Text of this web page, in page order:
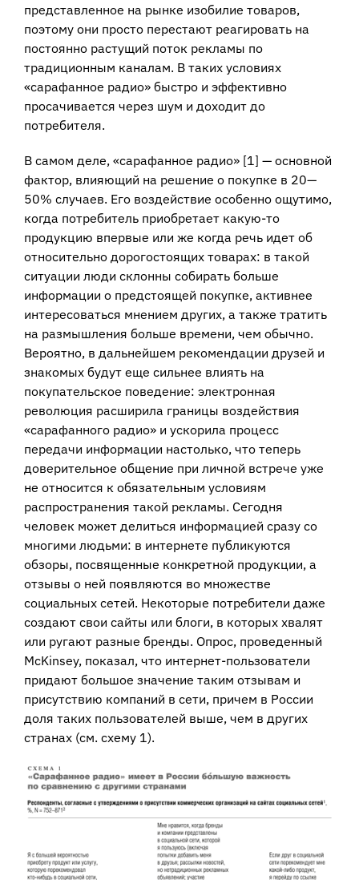
представленное на рынке изобилие товаров,
поэтому они просто перестают реагировать на
постоянно растущий поток рекламы по
традиционным каналам. В таких условиях
«сарафанное радио» быстро и эффективно
просачивается через шум и доходит до
потребителя.
В самом деле, «сарафанное радио» [1] — основной
фактор, влияющий на решение о покупке в 20—
50% случаев. Его воздействие особенно ощутимо,
когда потребитель приобретает какую-то
продукцию впервые или же когда речь идет об
относительно дорогостоящих товарах: в такой
ситуации люди склонны собирать больше
информации о предстоящей покупке, активнее
интересоваться мнением других, а также тратить
на размышления больше времени, чем обычно.
Вероятно, в дальнейшем рекомендации друзей и
знакомых будут еще сильнее влиять на
покупательское поведение: электронная
революция расширила границы воздействия
«сарафанного радио» и ускорила процесс
передачи информации настолько, что теперь
доверительное общение при личной встрече уже
не относится к обязательным условиям
распространения такой рекламы. Сегодня
человек может делиться информацией сразу со
многими людьми: в интернете публикуются
обзоры, посвященные конкретной продукции, а
отзывы о ней появляются во множестве
социальных сетей. Некоторые потребители даже
создают свои сайты или блоги, в которых хвалят
или ругают разные бренды. Опрос, проведенный
McKinsey, показал, что интернет-пользователи
придают большое значение таким отзывам и
присутствию компаний в сети, причем в России
доля таких пользователей выше, чем в других
странах (см. схему 1).